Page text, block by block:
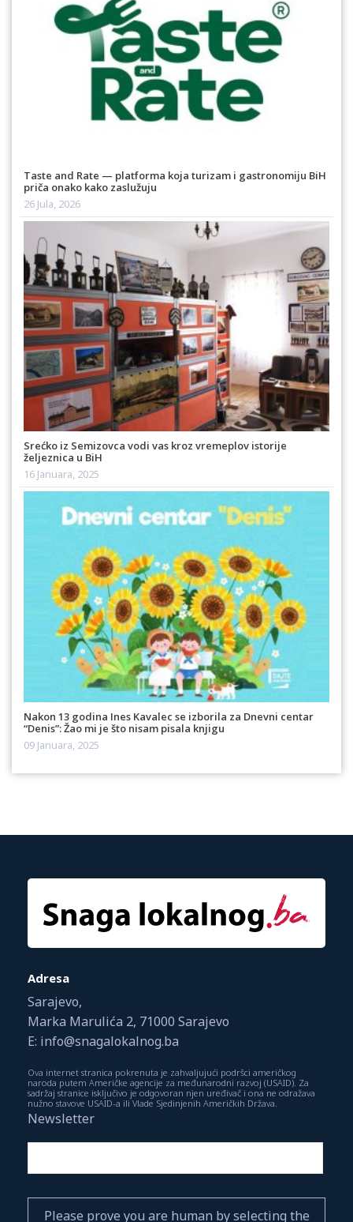
Taste and Rate — platforma koja turizam i gastronomiju BiH
priča onako kako zaslužuju
26 Jula, 2026
Srećko iz Semizovca vodi vas kroz vremeplov istorije
željeznica u BiH
16 Januara, 2025
Nakon 13 godina Ines Kavalec se izborila za Dnevni centar
“Denis”: Žao mi je što nisam pisala knjigu
09 Januara, 2025
Adresa
Sarajevo,
Marka Marulića 2, 71000 Sarajevo
E: info@snagalokalnog.ba
Ova internet stranica pokrenuta je zahvaljujući podršci američkog
naroda putem Američke agencije za međunarodni razvoj (USAID). Za
sadržaj stranice isključivo je odgovoran njen uređivač i ona ne odražava
nužno stavove USAID-a ili Vlade Sjedinjenih Američkih Država.
Newsletter
Please prove you are human by selecting the